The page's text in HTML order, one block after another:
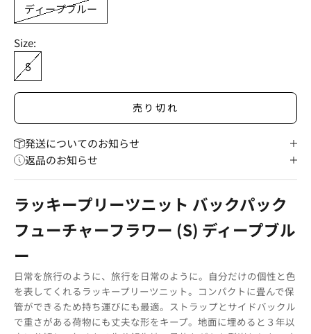
ディープブルー
Size:
S
売り切れ
発送についてのお知らせ
返品のお知らせ
ラッキープリーツニット バックパック
フューチャーフラワー (S) ディープブル
ー
日常を旅行のように、旅行を日常のように。自分だけの個性と色
を表してくれるラッキープリーツニット。コンパクトに畳んで保
管ができるため持ち運びにも最適。ストラップとサイドバックル
で重さがある荷物にも丈夫な形をキープ。地面に埋めると３年以